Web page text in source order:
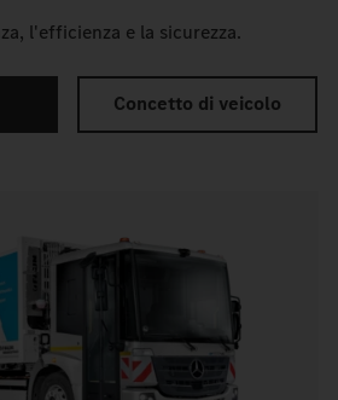
l'efficienza e la sicurezza.
Concetto di veicolo